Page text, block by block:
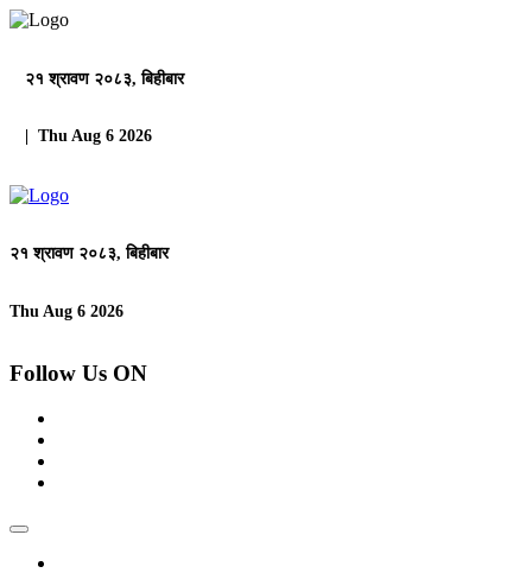
२१ श्रावण २०८३, बिहीबार
| Thu Aug 6 2026
२१ श्रावण २०८३, बिहीबार
Thu Aug 6 2026
Follow Us ON